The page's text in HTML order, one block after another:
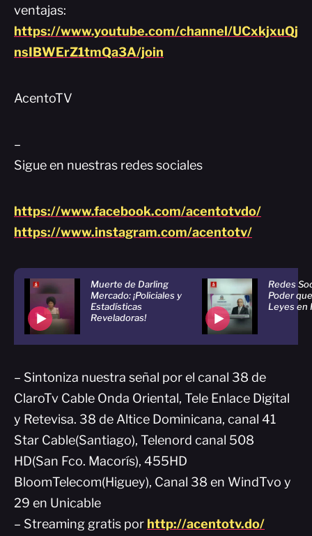
ventajas:
https://www.youtube.com/channel/UCxkjxuQj
nsIBWErZ1tmQa3A/join
AcentoTV
–
Sigue en nuestras redes sociales
https://www.facebook.com/acentotvdo/
https://www.instagram.com/acentotv/
Muerte de Darling
Mercado: ¡Policiales y
Estadísticas
Reveladoras!
Redes
Poder
Leyes en
– Sintoniza nuestra señal por el canal 38 de
ClaroTv Cable Onda Oriental, Tele Enlace Digital
y Retevisa. 38 de Altice Dominicana, canal 41
Star Cable(Santiago), Telenord canal 508
HD(San Fco. Macorís), 455HD
BloomTelecom(Higuey), Canal 38 en WindTvo y
29 en Unicable
– Streaming gratis por http://acentotv.do/